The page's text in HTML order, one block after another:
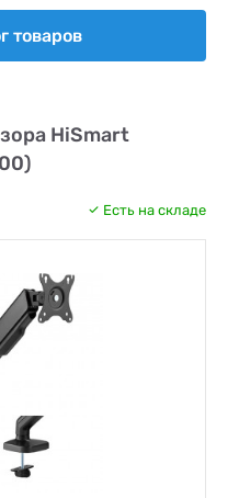
товаров
HiSmart
Есть на складе